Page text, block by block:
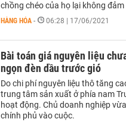
chồng chéo của họ lại không
HÀNG HÓA - 06:28 | 17/06/2021
Bài toán giá nguyên liệu
ngọn đèn dầu trước gió
Do chi phí nguyên liệu thô tăng
trung tâm sản xuất ở phía nam
hoạt động. Chủ doanh nghiệp
chính phủ vào cuộc.